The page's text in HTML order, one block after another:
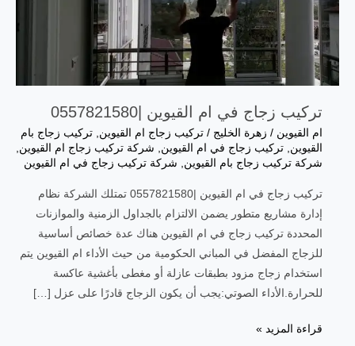
تركيب زجاج في ام القيوين |0557821580
ام القيوين / زهرة الخليج / تركيب زجاج ام القيوين, تركيب زجاج بام
القيوين, تركيب زجاج في ام القيوين, شركة تركيب زجاج ام القيوين,
شركة تركيب زجاج بام القيوين, شركة تركيب زجاج في ام القيوين
تركيب زجاج في ام القيوين |0557821580 تمتلك الشركة نظام
إدارة مشاريع متطور يضمن الالتزام بالجداول الزمنية والموازنات
المحددة تركيب زجاج في ام القيوين هناك عدة خصائص أساسية
للزجاج المفضل في المباني الحكومية من حيث الأداء ام القيوين يتم
استخدام زجاج مزود بطبقات عازلة أو مغطى بأغشية عاكسة
للحرارة.الأداء الصوتي:يجب أن يكون الزجاج قادرًا على عزل […]
قراءة المزيد »